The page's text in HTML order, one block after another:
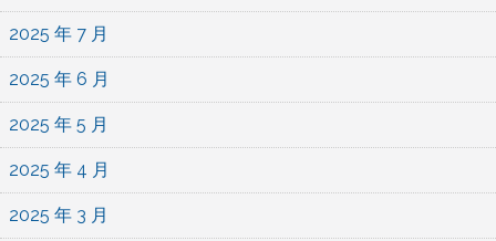
2025 年 7 月
2025 年 6 月
2025 年 5 月
2025 年 4 月
2025 年 3 月